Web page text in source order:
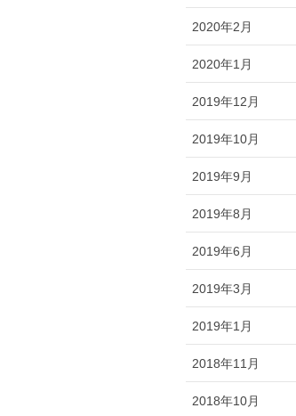
2020年2月
2020年1月
2019年12月
2019年10月
2019年9月
2019年8月
2019年6月
2019年3月
2019年1月
2018年11月
2018年10月